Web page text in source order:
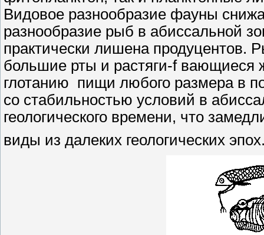
Видовое разнообразие фауны
разнообразие рыб в абиссальной
практически лишена
большие рты и растяги-f вающиеся
глотанию пищи любого размера в
со стабильностью условий в
геологического времени, что
виды из далеких геологических